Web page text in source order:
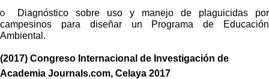
o
Diagnóstico sobre uso y manejo de plaguicidas por
campesinos para diseñar un Programa de Educación
Ambiental.
(2017) Congreso Internacional de Investigación de
Academia Journals.com, Celaya 2017